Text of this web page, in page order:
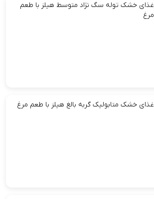
غذای خشک توله سگ نژاد متوسط هیلز با طعم
مرغ
غذای خشک متابولیک گربه بالغ هیلز با طعم مرغ